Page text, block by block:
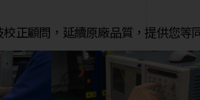
正顧問，延續原廠品質，提供您等